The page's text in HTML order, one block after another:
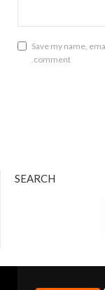
Save my name,
comment.
SEARCH